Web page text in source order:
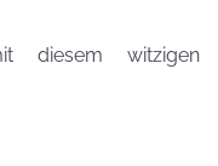
diesem witzigen